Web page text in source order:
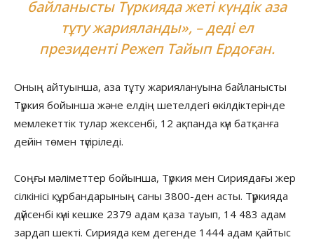
байланысты Түркияда жеті күндік аза
тұту жарияланды», – деді ел
президенті Режеп Тайып Ердоған.
Оның айтуынша, аза тұту жариялануына байланысты
Түркия бойынша және елдің шетелдегі өкілдіктерінде
мемлекеттік тулар жексенбі, 12 ақпанда күн батқанға
дейін төмен түсіріледі.
Соңғы мәліметтер бойынша, Түркия мен Сириядағы жер
сілкінісі құрбандарының саны 3800-ден асты. Түркияда
дүйсенбі күні кешке 2379 адам қаза тауып, 14 483 адам
зардап шекті. Сирияда кем дегенде 1444 адам қайтыс